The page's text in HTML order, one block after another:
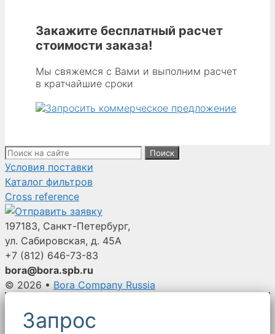
Закажите бесплатный расчет
стоимости заказа!
Мы свяжемся с Вами и выполним расчет
в кратчайшие сроки
Поиск:
Условия поставки
Каталог фильтров
Cross reference
197183, Санкт-Петербург,
ул. Сабировская, д. 45А
+7 (812) 646-73-83
bora@bora.spb.ru
© 2026 • Bora Company Russia
Запрос